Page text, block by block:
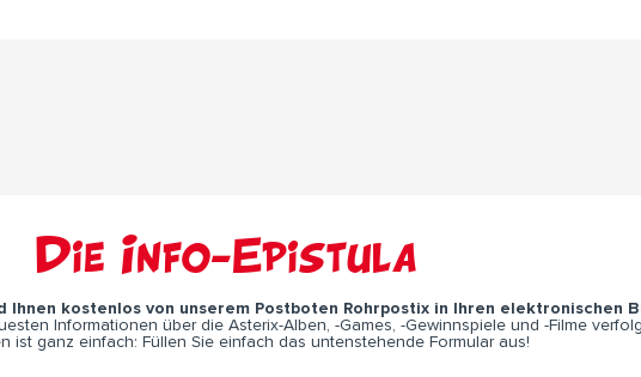
Die Info-Epistula
Ihnen kostenlos von unserem Postboten Rohrpostix in Ihren elektronischen
Informationen über die Asterix-Alben, -Games, -Gewinnspiele und -Filme
ist ganz einfach: Füllen Sie einfach das untenstehende Formular aus!